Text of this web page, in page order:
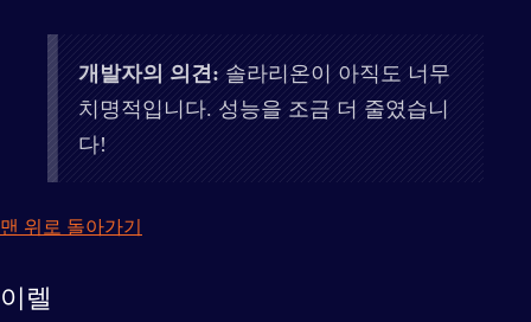
개발자의 의견: 솔라리온이 아직도 너무
치명적입니다. 성능을 조금 더 줄였습니
다!
맨 위로 돌아가기
이렐